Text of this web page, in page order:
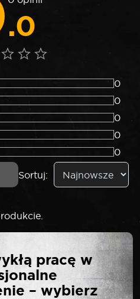
.0
0
0
0
0
0
Sortuj:
„SELTA
2″ TORX E
pracę w
– wybierz